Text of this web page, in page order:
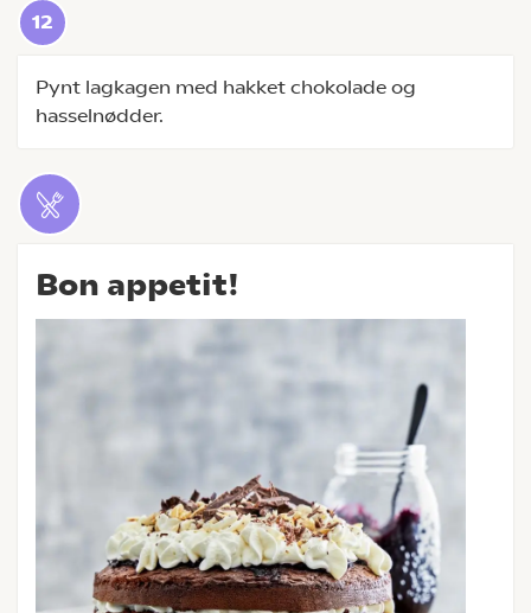
Pynt lagkagen med hakket chokolade og
hasselnødder.
Bon appetit!